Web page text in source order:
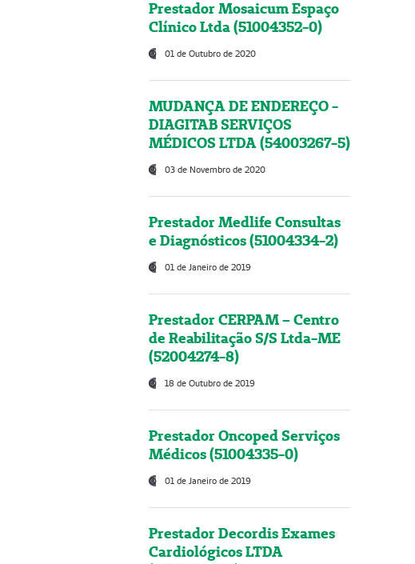
Prestador Mosaicum Espaço
Clínico Ltda (51004352-0)
01 de Outubro de 2020
MUDANÇA DE ENDEREÇO -
DIAGITAB SERVIÇOS
MÉDICOS LTDA (54003267-5)
03 de Novembro de 2020
Prestador Medlife Consultas
e Diagnósticos (51004334-2)
01 de Janeiro de 2019
Prestador CERPAM – Centro
de Reabilitação S/S Ltda-ME
(52004274-8)
18 de Outubro de 2019
Prestador Oncoped Serviços
Médicos (51004335-0)
01 de Janeiro de 2019
Prestador Decordis Exames
Cardiológicos LTDA